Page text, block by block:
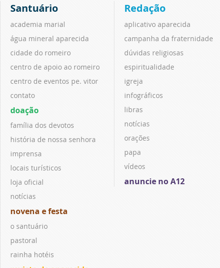
Santuário
academia marial
água mineral aparecida
cidade do romeiro
centro de apoio ao romeiro
centro de eventos pe. vitor
contato
doação
família dos devotos
história de nossa senhora
imprensa
locais turísticos
loja oficial
notícias
novena e festa
o santuário
pastoral
rainha hotéis
Redação
aplicativo aparecida
campanha da fraternidade
dúvidas religiosas
espiritualidade
igreja
infográficos
libras
notícias
orações
papa
vídeos
anuncie no A12